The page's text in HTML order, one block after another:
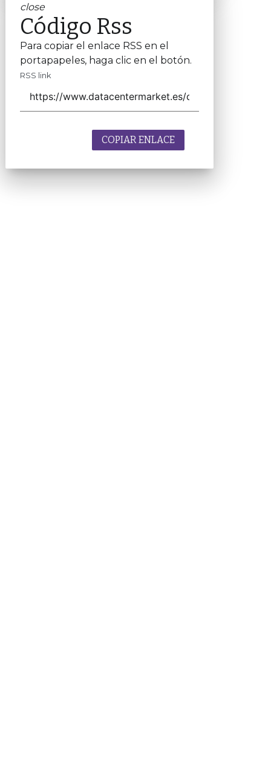
close
Código Rss
Para copiar el enlace RSS en el
portapapeles, haga clic en el botón.
RSS link
COPIAR ENLACE